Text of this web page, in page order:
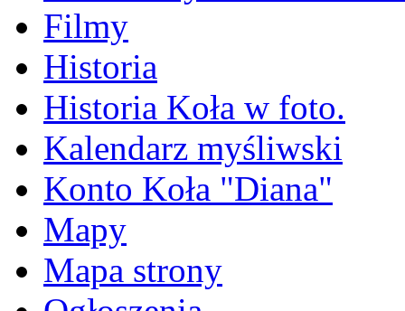
Filmy
Historia
Historia Koła w foto.
Kalendarz myśliwski
Konto Koła "Diana"
Mapy
Mapa strony